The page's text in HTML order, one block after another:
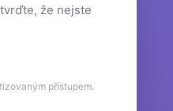
že nejste
přístupem.